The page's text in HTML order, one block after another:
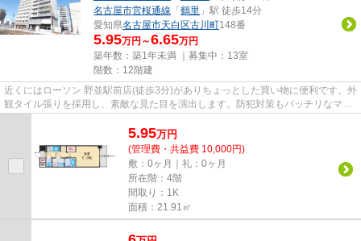
名古屋市営桜通線 「 鶴里 」駅 徒歩14分
愛知県名古屋市天白区古川町148番
5.95万円～6.65万円
築年数：築1年未満 ｜募集中： 13室
階数：12階建
近くにはローソン 野並駅前店(徒歩3分)がありちょっとした買い物に便利です。外
観タイル張りを採用し、素敵な見た目を演出します。防犯対策もバッチリなマン
5.95万円
(管理費・共益費 10,000円)
敷：0ヶ月｜礼：0ヶ月
所在階：4階
間取り：1K
面積：21.91㎡